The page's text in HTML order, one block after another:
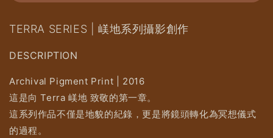
TERRA SERIES | 嵄地系列攝影創作
DESCRIPTION
Archival Pigment Print | 2016
這是向 Terra 嵄地 致敬的第一章。
這系列作品不僅是地貌的紀錄，更是將鏡頭轉化為冥想儀式
的過程。